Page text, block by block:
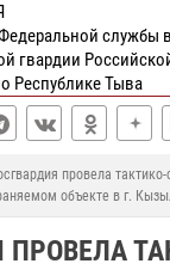
службы
гвардии
Республике Тыва
провела
объекте в г.
ПРОВЕЛА